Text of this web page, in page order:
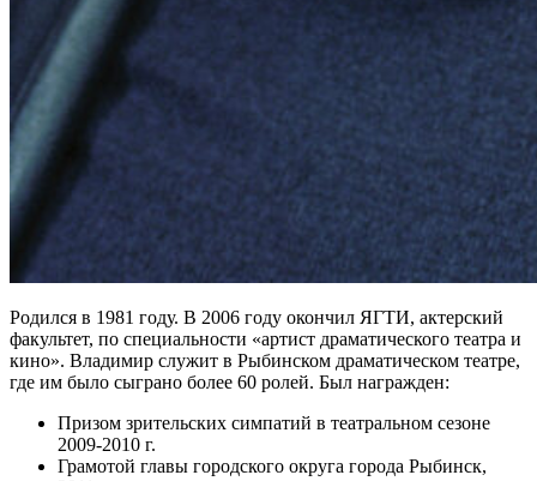
Родился в 1981 году. В 2006 году окончил ЯГТИ, актерский
факультет, по специальности «артист драматического театра и
кино». Владимир служит в Рыбинском драматическом театре,
где им было сыграно более 60 ролей. Был награжден:
Призом зрительских симпатий в театральном сезоне
2009-2010 г.
Грамотой главы городского округа города Рыбинск,